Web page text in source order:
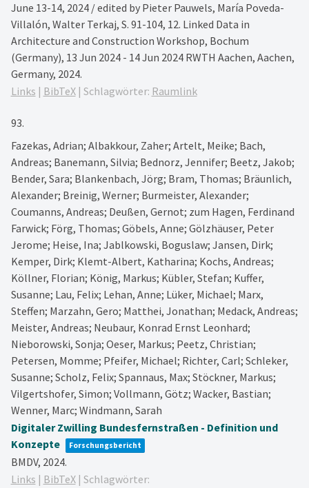
June 13-14, 2024 / edited by Pieter Pauwels, María Poveda-
Villalón, Walter Terkaj, S. 91-104, 12. Linked Data in
Architecture and Construction Workshop, Bochum
(Germany), 13 Jun 2024 - 14 Jun 2024 RWTH Aachen, Aachen,
Germany, 2024.
Links | BibTeX| Schlagwörter: Raumlink
93.
Fazekas, Adrian; Albakkour, Zaher; Artelt, Meike; Bach,
Andreas; Banemann, Silvia; Bednorz, Jennifer; Beetz, Jakob;
Bender, Sara; Blankenbach, Jörg; Bram, Thomas; Bräunlich,
Alexander; Breinig, Werner; Burmeister, Alexander;
Coumanns, Andreas; Deußen, Gernot; zum Hagen, Ferdinand
Farwick; Förg, Thomas; Göbels, Anne; Gölzhäuser, Peter
Jerome; Heise, Ina; Jablkowski, Boguslaw; Jansen, Dirk;
Kemper, Dirk; Klemt-Albert, Katharina; Kochs, Andreas;
Köllner, Florian; König, Markus; Kübler, Stefan; Kuffer,
Susanne; Lau, Felix; Lehan, Anne; Lüker, Michael; Marx,
Steffen; Marzahn, Gero; Matthei, Jonathan; Medack, Andreas;
Meister, Andreas; Neubaur, Konrad Ernst Leonhard;
Nieborowski, Sonja; Oeser, Markus; Peetz, Christian;
Petersen, Momme; Pfeifer, Michael; Richter, Carl; Schleker,
Susanne; Scholz, Felix; Spannaus, Max; Stöckner, Markus;
Vilgertshofer, Simon; Vollmann, Götz; Wacker, Bastian;
Wenner, Marc; Windmann, Sarah
Digitaler Zwilling Bundesfernstraßen - Definition und
Konzepte
Forschungsbericht
BMDV, 2024.
Links | BibTeX| Schlagwörter: